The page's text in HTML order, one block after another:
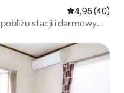
Średnia
4,95 (40)
stacji i darmowy